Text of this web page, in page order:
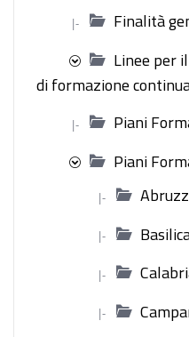
|-
Finalità
Linee per
di formazione
|-
Piani
Piani
|-
|-
|-
|-